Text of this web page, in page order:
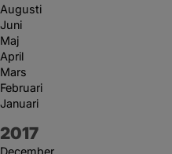
Augusti
Juni
Maj
April
Mars
Februari
Januari
År:
2017
December